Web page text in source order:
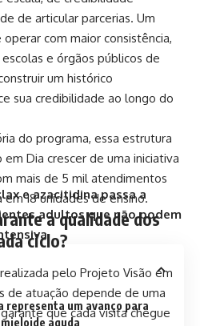
de articular parcerias. Um
com maior consistência,
e órgãos públicos de
um histórico
sua credibilidade ao longo do
do programa, essa estrutura
Dia crescer de uma iniciativa
mais de 5 mil atendimentos
18 unidades de ensino.
a qualidade dos
ciclo?
pelo Projeto Visão em
de atuação depende de uma
que cada visita chegue
e azacitidina passa a
adultos que não podem
representa um avanço para
aguda